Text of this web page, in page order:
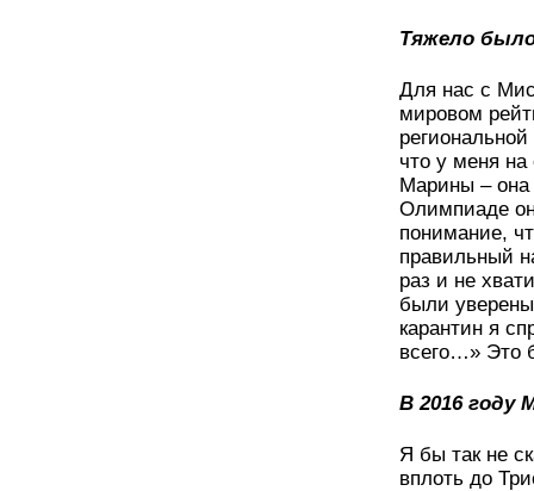
Тяжело
Для нас с
мировом
что у меня
Марины – она
Олимпиаде
понимание,
правильный
раз и не
были
карантин я
всего…» Это
В 2016 году
Я бы так не
вплоть до